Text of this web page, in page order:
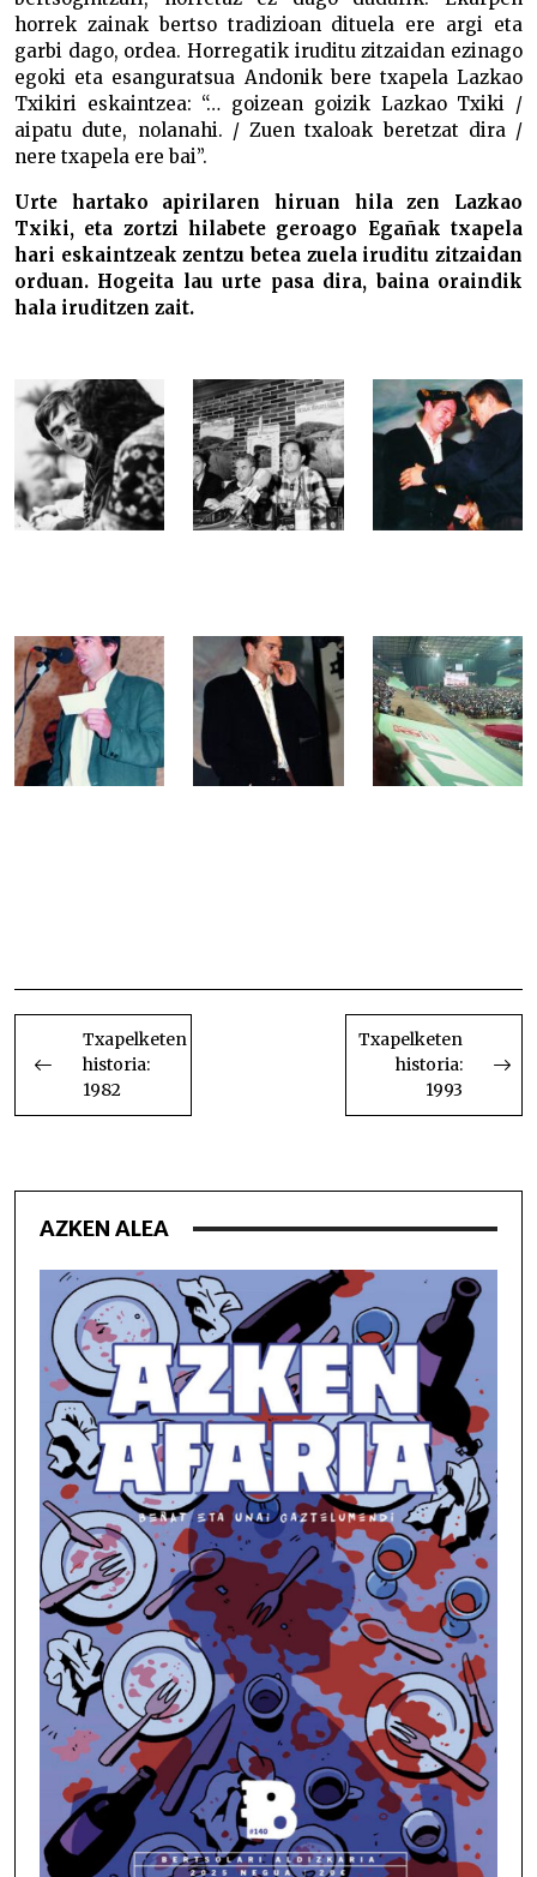
horrek zainak bertso tradizioan dituela ere argi eta
garbi dago, ordea. Horregatik iruditu zitzaidan ezinago
egoki eta esanguratsua Andonik bere txapela Lazkao
Txikiri eskaintzea: “… goizean goizik Lazkao Txiki /
aipatu dute, nolanahi. / Zuen txaloak beretzat dira /
nere txapela ere bai”.
Urte hartako apirilaren hiruan hila zen Lazkao
Txiki, eta zortzi hilabete geroago Egañak txapela
hari eskaintzeak zentzu betea zuela iruditu zitzaidan
orduan. Hogeita lau urte pasa dira, baina oraindik
hala iruditzen zait.
BIDALKETETAN
ZEHAR
NABIGATU
Txapelketen
historia:
1982
Txapelketen
historia:
1993
AZKEN ALEA